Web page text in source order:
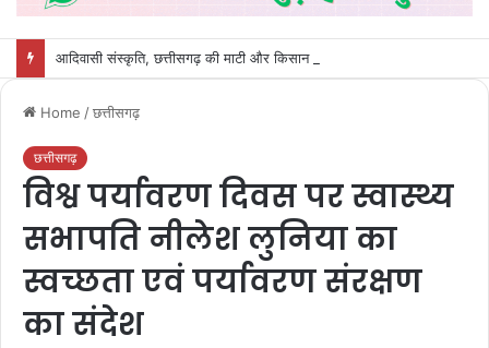
Home /छत्तीसगढ़
छत्तीसगढ़
विश्व पर्यावरण दिवस पर स्वास्थ्य
सभापति नीलेश लुनिया का
स्वच्छता एवं पर्यावरण संरक्षण
का संदेश